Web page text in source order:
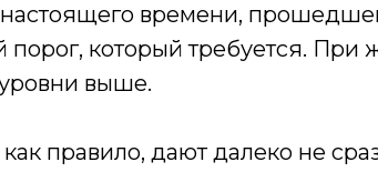
времени,
который требуется. При
выше.
правило, дают далеко не